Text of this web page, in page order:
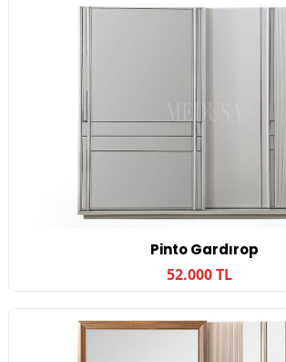
Pinto Gardırop
52.000 TL